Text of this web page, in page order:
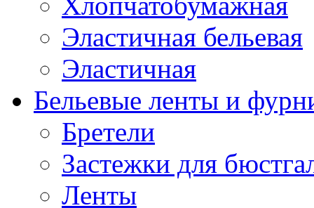
Эластичная бельевая
Эластичная
Бельевые ленты и
Бретели
Застежки для
Ленты